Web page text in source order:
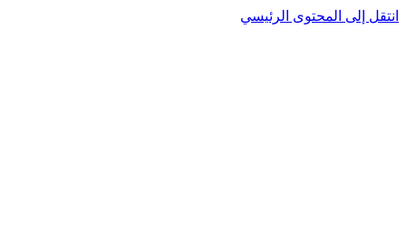
إلى المحتوى الرئيسي